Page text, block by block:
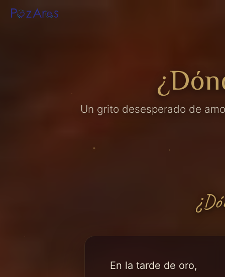
Un grito desesperado de
En la tarde de oro,